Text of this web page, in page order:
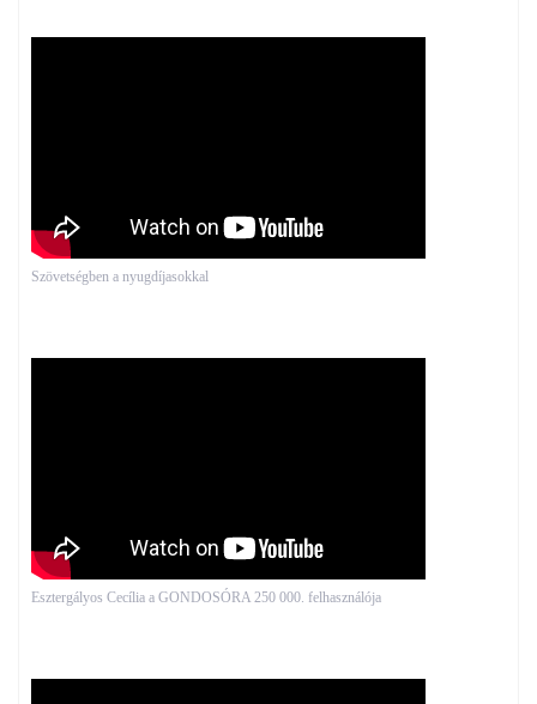
Szövetségben a nyugdíjasokkal
Esztergályos Cecília a GONDOSÓRA 250 000. felhasználója